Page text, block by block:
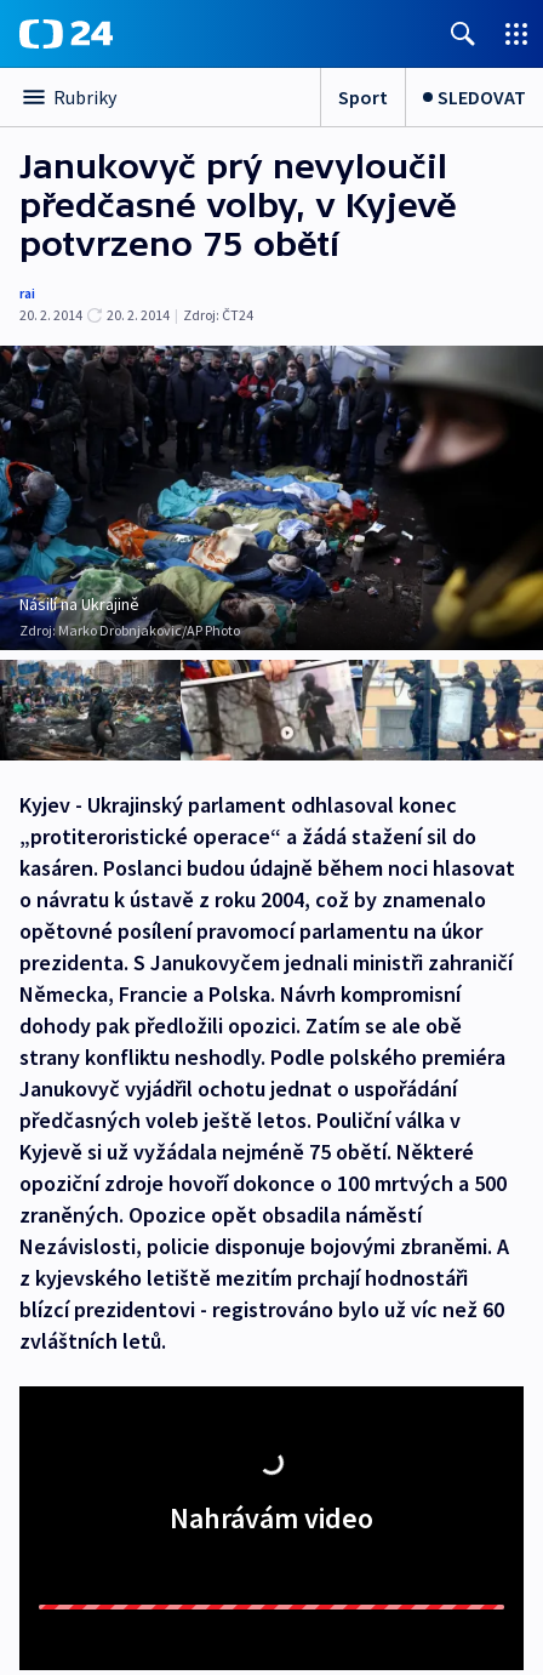
Rubriky Sport SLEDOVAT
Janukovyč prý nevyloučil
předčasné volby, v Kyjevě
potvrzeno 75 obětí
rai
20. 2. 2014
20. 2. 2014 | Zdroj: ČT24
Násilí na Ukrajině
Zdroj:Marko Drobnjakovic/AP Photo
Kyjev - Ukrajinský parlament odhlasoval konec
„protiteroristické operace“ a žádá stažení sil do
kasáren. Poslanci budou údajně během noci hlasovat
o návratu k ústavě z roku 2004, což by znamenalo
opětovné posílení pravomocí parlamentu na úkor
prezidenta. S Janukovyčem jednali ministři zahraničí
Německa, Francie a Polska. Návrh kompromisní
dohody pak předložili opozici. Zatím se ale obě
strany konfliktu neshodly. Podle polského premiéra
Janukovyč vyjádřil ochotu jednat o uspořádání
předčasných voleb ještě letos. Pouliční válka v
Kyjevě si už vyžádala nejméně 75 obětí. Některé
opoziční zdroje hovoří dokonce o 100 mrtvých a 500
zraněných. Opozice opět obsadila náměstí
Nezávislosti, policie disponuje bojovými zbraněmi. A
z kyjevského letiště mezitím prchají hodnostáři
blízcí prezidentovi - registrováno bylo už víc než 60
zvláštních letů.
Nahrávám video